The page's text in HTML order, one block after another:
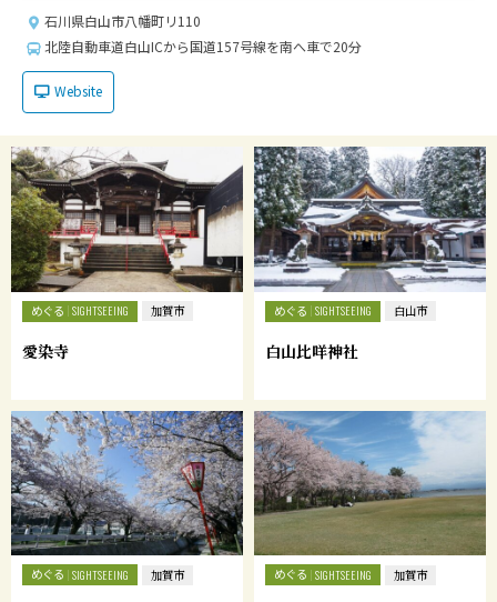
石川県白山市八幡町リ110
北陸自動車道白山ICから国道157号線を南へ車で20分
Website
めぐる SIGHTSEEING 加賀市
愛染寺
めぐる SIGHTSEEING 白山市
白山比咩神社
めぐる SIGHTSEEING 加賀市 めぐる SIGHTSEEING 加賀市